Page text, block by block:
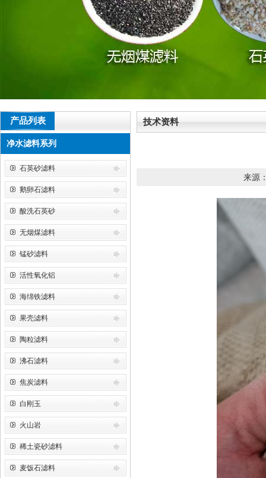
产品列表
净水滤料系列
石英砂滤料
鹅卵石滤料
酸洗石英砂
无烟煤滤料
锰砂滤料
活性氧化铝
海绵铁滤料
果壳滤料
陶粒滤料
沸石滤料
焦炭滤料
白刚玉
火山岩
稀土瓷砂滤料
麦饭石滤料
技术资料
来源